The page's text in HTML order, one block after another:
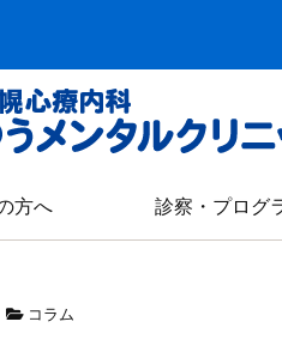
方へ 診察・プログ
コラム